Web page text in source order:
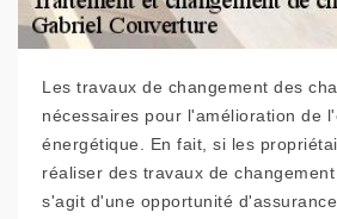
Les travaux de changement des
nécessaires pour l'amélioration de
énergétique. En fait, si les
réaliser des travaux de
s'agit d'une opportunité